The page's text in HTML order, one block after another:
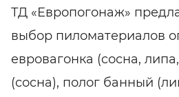
ТД «Европогонаж»
выбор пиломатериалов
евровагонка (cосна,
(сосна), полог банный